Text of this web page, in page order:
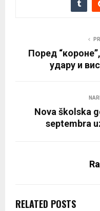
Поред
удару и
Nova školska
septembra
RELATED POSTS